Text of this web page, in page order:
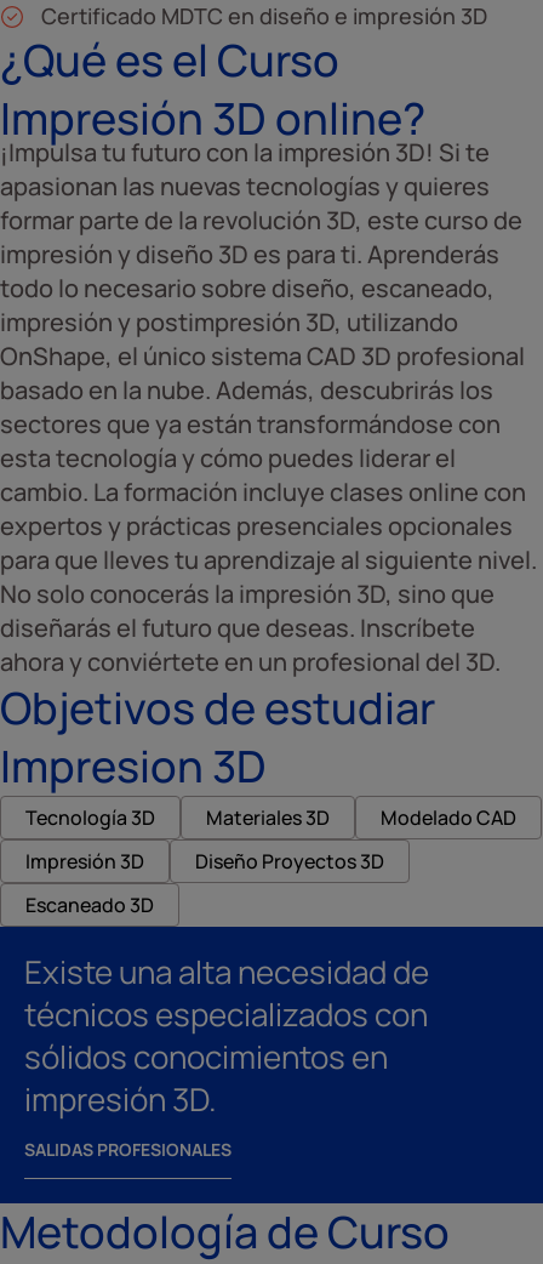
Certificado MDTC en diseño e impresión 3D
¿Qué es el Curso
Impresión 3D online?
¡Impulsa tu futuro con la impresión 3D! Si te
apasionan las nuevas tecnologías y quieres
formar parte de la revolución 3D, este curso de
impresión y diseño 3D es para ti. Aprenderás
todo lo necesario sobre diseño, escaneado,
impresión y postimpresión 3D, utilizando
OnShape, el único sistema CAD 3D profesional
basado en la nube. Además, descubrirás los
sectores que ya están transformándose con
esta tecnología y cómo puedes liderar el
cambio. La formación incluye clases online con
expertos y prácticas presenciales opcionales
para que lleves tu aprendizaje al siguiente nivel.
No solo conocerás la impresión 3D, sino que
diseñarás el futuro que deseas. Inscríbete
ahora y conviértete en un profesional del 3D.
Objetivos de estudiar
Impresion 3D
Tecnología 3D Materiales 3D
Modelado CAD
Impresión 3D
Diseño Proyectos 3D
Escaneado 3D
Existe una alta necesidad de
técnicos especializados con
sólidos conocimientos en
impresión 3D.
SALIDAS PROFESIONALES
Metodología de Curso